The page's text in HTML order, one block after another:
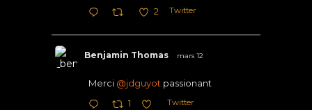
2 Twitter
Benjamin Thomas mars 12
Merci @jdguyot passionant
1 Twitter